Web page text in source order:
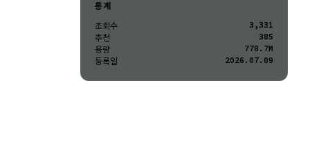
통계
조회수
3,331
추천
385
용량
778.7M
등록일
2026.07.09